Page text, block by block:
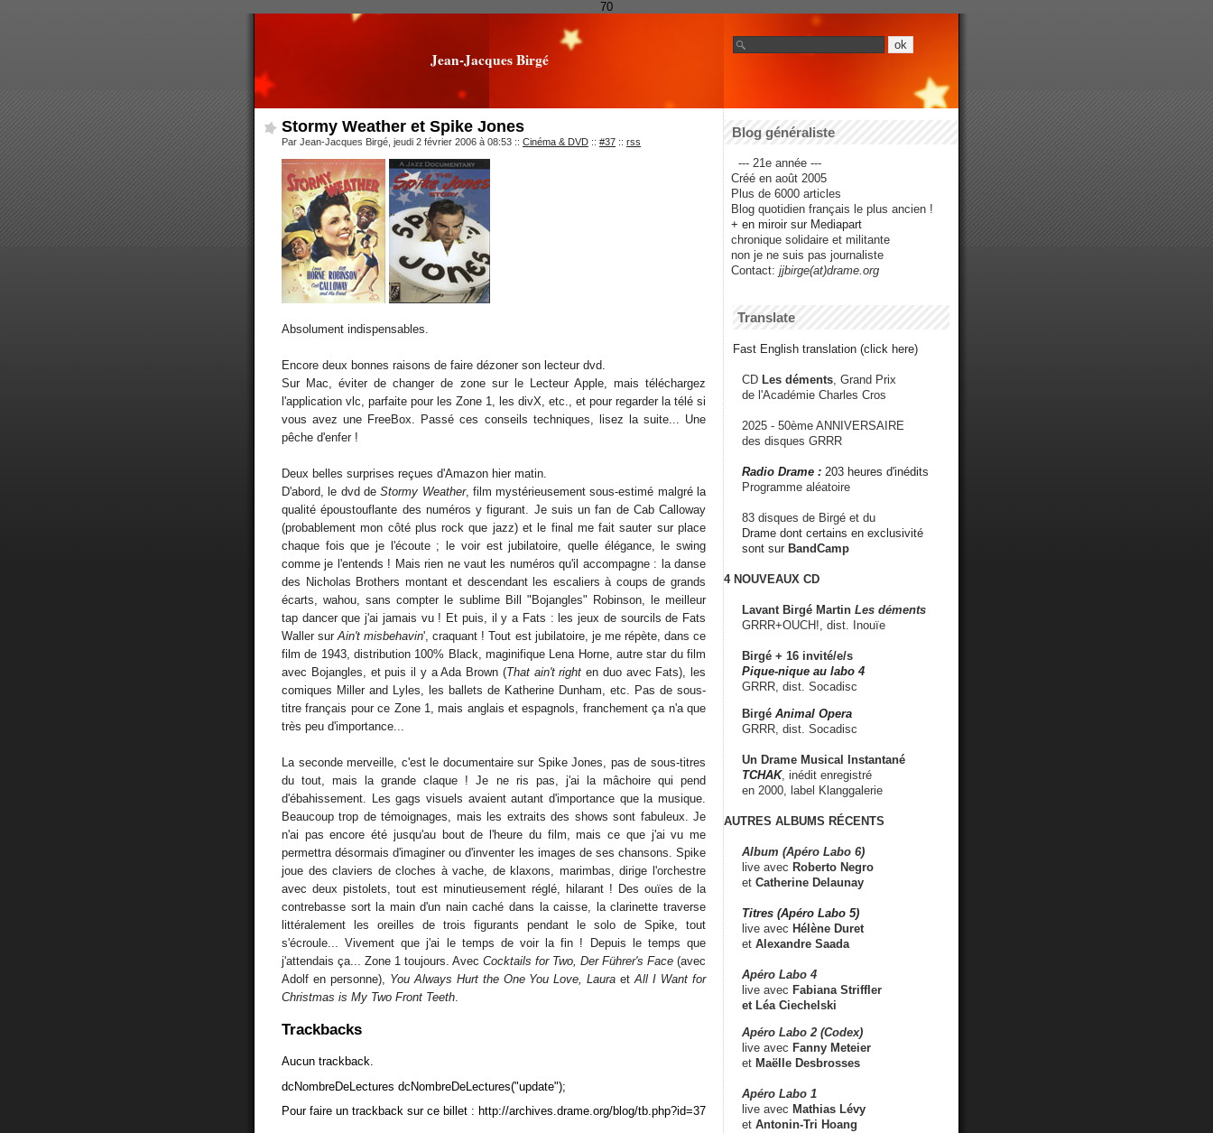
70
Jean-Jacques Birgé
Stormy Weather et Spike Jones
Par Jean-Jacques Birgé, jeudi 2 février 2006 à 08:53 :: Cinéma & DVD :: #37 :: rss
Absolument indispensables.
Encore deux bonnes raisons de faire dézoner son lecteur dvd.
Sur Mac, éviter de changer de zone sur le Lecteur Apple, mais téléchargez
l'application vlc, parfaite pour les Zone 1, les divX, etc., et pour regarder la télé si
vous avez une FreeBox. Passé ces conseils techniques, lisez la suite... Une
pêche d'enfer !
Deux belles surprises reçues d'Amazon hier matin.
D'abord, le dvd deStormy Weather, film mystérieusement sous-estimé malgré la
qualité époustouflante des numéros y figurant. Je suis un fan de Cab Calloway
(probablement mon côté plus rock que jazz) et le final me fait sauter sur place
chaque fois que je l'écoute ; le voir est jubilatoire, quelle élégance, le swing
comme je l'entends ! Mais rien ne vaut les numéros qu'il accompagne : la danse
des Nicholas Brothers montant et descendant les escaliers à coups de grands
écarts, wahou, sans compter le sublime Bill "Bojangles" Robinson, le meilleur
tap dancer que j'ai jamais vu ! Et puis, il y a Fats : les jeux de sourcils de Fats
Waller surAin't misbehavin', craquant ! Tout est jubilatoire, je me répète, dans ce
film de 1943, distribution 100% Black, maginifique Lena Horne, autre star du film
avec Bojangles, et puis il y a Ada Brown (That ain't right en duo avec Fats), les
comiques Miller and Lyles, les ballets de Katherine Dunham, etc. Pas de sous-
titre français pour ce Zone 1, mais anglais et espagnols, franchement ça n'a que
très peu d'importance...
La seconde merveille, c'est le documentaire sur Spike Jones, pas de sous-titres
du tout, mais la grande claque ! Je ne ris pas, j'ai la mâchoire qui pend
d'ébahissement. Les gags visuels avaient autant d'importance que la musique.
Beaucoup trop de témoignages, mais les extraits des shows sont fabuleux. Je
n'ai pas encore été jusqu'au bout de l'heure du film, mais ce que j'ai vu me
permettra désormais d'imaginer ou d'inventer les images de ses chansons. Spike
joue des claviers de cloches à vache, de klaxons, marimbas, dirige l'orchestre
avec deux pistolets, tout est minutieusement réglé, hilarant ! Des ouïes de la
contrebasse sort la main d'un nain caché dans la caisse, la clarinette traverse
littéralement les oreilles de trois figurants pendant le solo de Spike, tout
s'écroule... Vivement que j'ai le temps de voir la fin ! Depuis le temps que
j'attendais ça... Zone 1 toujours. Avec Cocktails for Two, Der Führer's Face (avec
Adolf en personne), You Always Hurt the One You Love, Laura etAll I Want for
Christmas is My Two Front Teeth
Trackbacks
Aucun trackback.
dcNombreDeLectures dcNombreDeLectures("update");
Pour faire un trackback sur ce billet : http://archives.drame.org/blog/tb.php?id=37
Blog généraliste
--- 21e année ---
Créé en août 2005
Plus de 6000 articles
Blog quotidien français le plus ancien !
+ en miroir sur Mediapart
chronique solidaire et militante
non je ne suis pas journaliste
Contact: jjbirge(at)drame.org
Translate
Fast English translation (click here)
CD Les déments , Grand Prix
de l'Académie Charles Cros
2025 - 50ème ANNIVERSAIRE
des disques GRRR
Radio Drame : 203 heures d'inédits
Programme aléatoire
83 disques de Birgé et du
Drame dont certains en exclusivité
sont sur BandCamp
4 NOUVEAUX CD
Lavant Birgé Martin Les déments
GRRR+OUCH!, dist. Inouïe
Birgé + 16 invité/e/s
Pique-nique au labo 4
GRRR, dist. Socadisc
Birgé Animal Opera
GRRR, dist. Socadisc
Un Drame Musical Instantané
TCHAK, inédit enregistré
en 2000, label Klanggalerie
AUTRES ALBUMS RÉCENTS
Album (Apéro Labo 6)
live avec Roberto Negro
et Catherine Delaunay
Titres (Apéro Labo 5)
live avec Hélène Duret
et Alexandre Saada
Apéro Labo 4
live avec Fabiana Striffler
et Léa Ciechelski
Apéro Labo 2 (Codex)
live avec Fanny Meteier
et Maëlle Desbrosses
Apéro Labo 1
live avec Mathias Lévy
et Antonin-Tri Hoang